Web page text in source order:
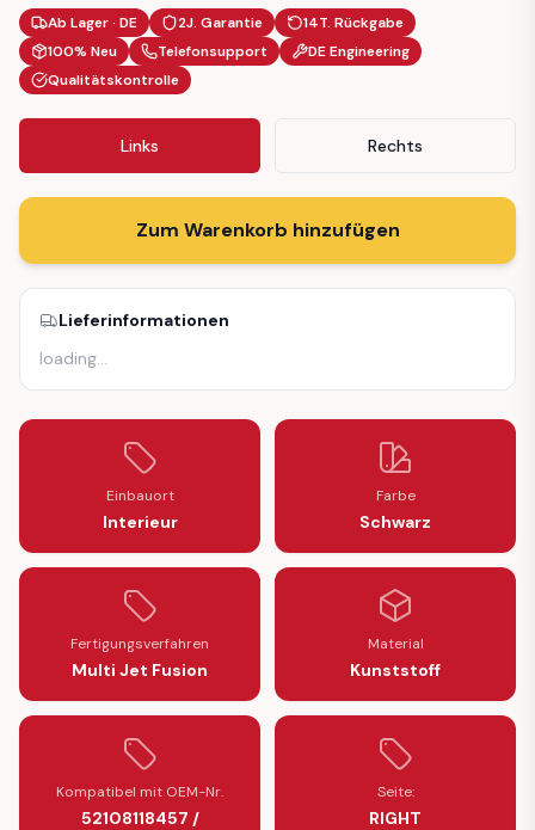
Ab Lager · DE 2J. Garantie
14T. Rückgabe
100% Neu
Telefonsupport
DE Engineering
Qualitätskontrolle
Links Rechts
Zum Warenkorb hinzufügen
Lieferinformationen
loading…
Einbauort
Interieur
Farbe
Schwarz
Fertigungsverfahren
Multi Jet Fusion
Material
Kunststoff
Kompatibel mit OEM-Nr.
52108118457 /
Seite:
RIGHT